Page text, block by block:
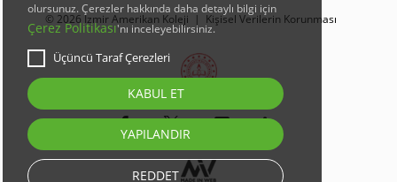
olursunuz. Çerezler hakkında daha detaylı bilgi için
Çerez Politikası'nı inceleyebilirsiniz.
Üçüncü Taraf Çerezleri
KABUL ET
YAPILANDIR
REDDET
© 2026 İzmir Amerikan Koleji | Kişisel Verilerin Korunması